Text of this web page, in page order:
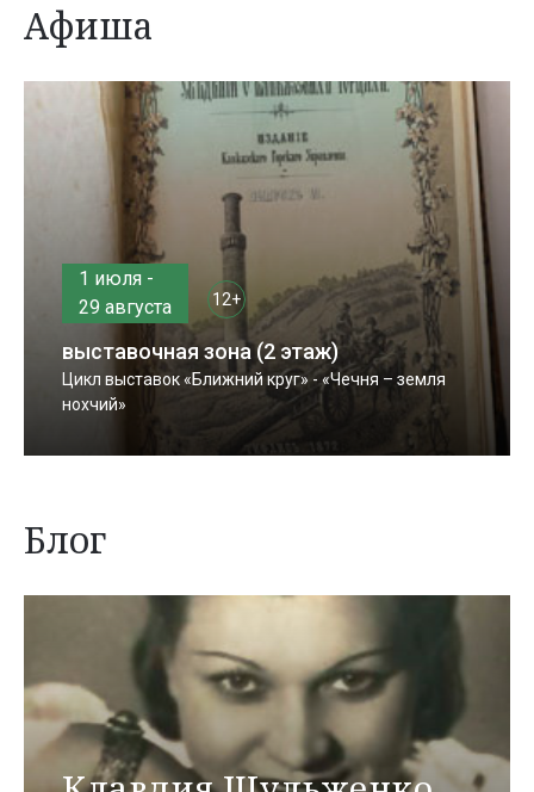
Афиша
1 июля -
29 августа
12+
выставочная зона (2 этаж)
Цикл выставок «Ближний круг» - «Чечня – земля
нохчий»
Блог